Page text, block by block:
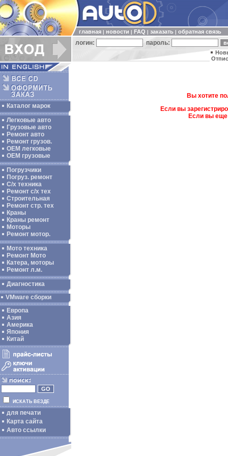
главная новости FAQ заказать обратная связь
логин: пароль:
Каталог марок
Легковые авто
Грузовые авто
Ремонт авто
Ремонт грузов.
ОЕМ легковые
OEM грузовые
Погрузчики
Погруз. ремонт
С/х техника
Ремонт с/х тех
Строительная
Ремонт стр. тех
Краны
Краны ремонт
Моторы
Ремонт мотор.
Мото техника
Ремонт Мото
Катера, моторы
Ремонт л.м.
Диагностика
VMware сборки
Европа
Азия
Америка
Япония
Китай
ИСКАТЬ ВЕЗДЕ
для печати
Карта сайта
Авто ссылки
Вы хотите
Если вы
Если вы еще